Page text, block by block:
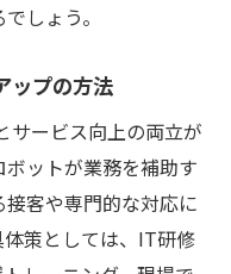
しょう。
ップの方法
サービス向上の両立が
ットが業務を補助す
客や専門的な対応に
策としては、IT研修